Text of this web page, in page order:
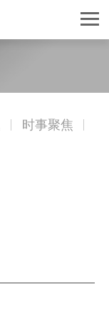
时事聚焦